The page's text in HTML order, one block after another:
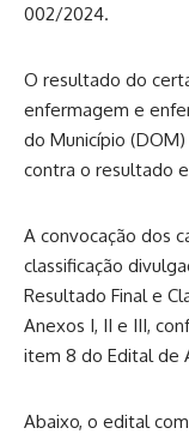
002/2024.
O resultado do
enfermagem e
do Município
contra o resultado
A convocação dos
classificação
Resultado Final e
Anexos I, II e III,
item 8 do Edital de
Abaixo, o edital